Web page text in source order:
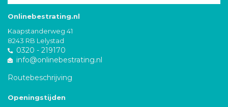
Onlinebestrating.nl
Kaapstanderweg 41
8243 RB Lelystad
0320 - 219170
info@onlinebestrating.nl
Routebeschrijving
Openingstijden